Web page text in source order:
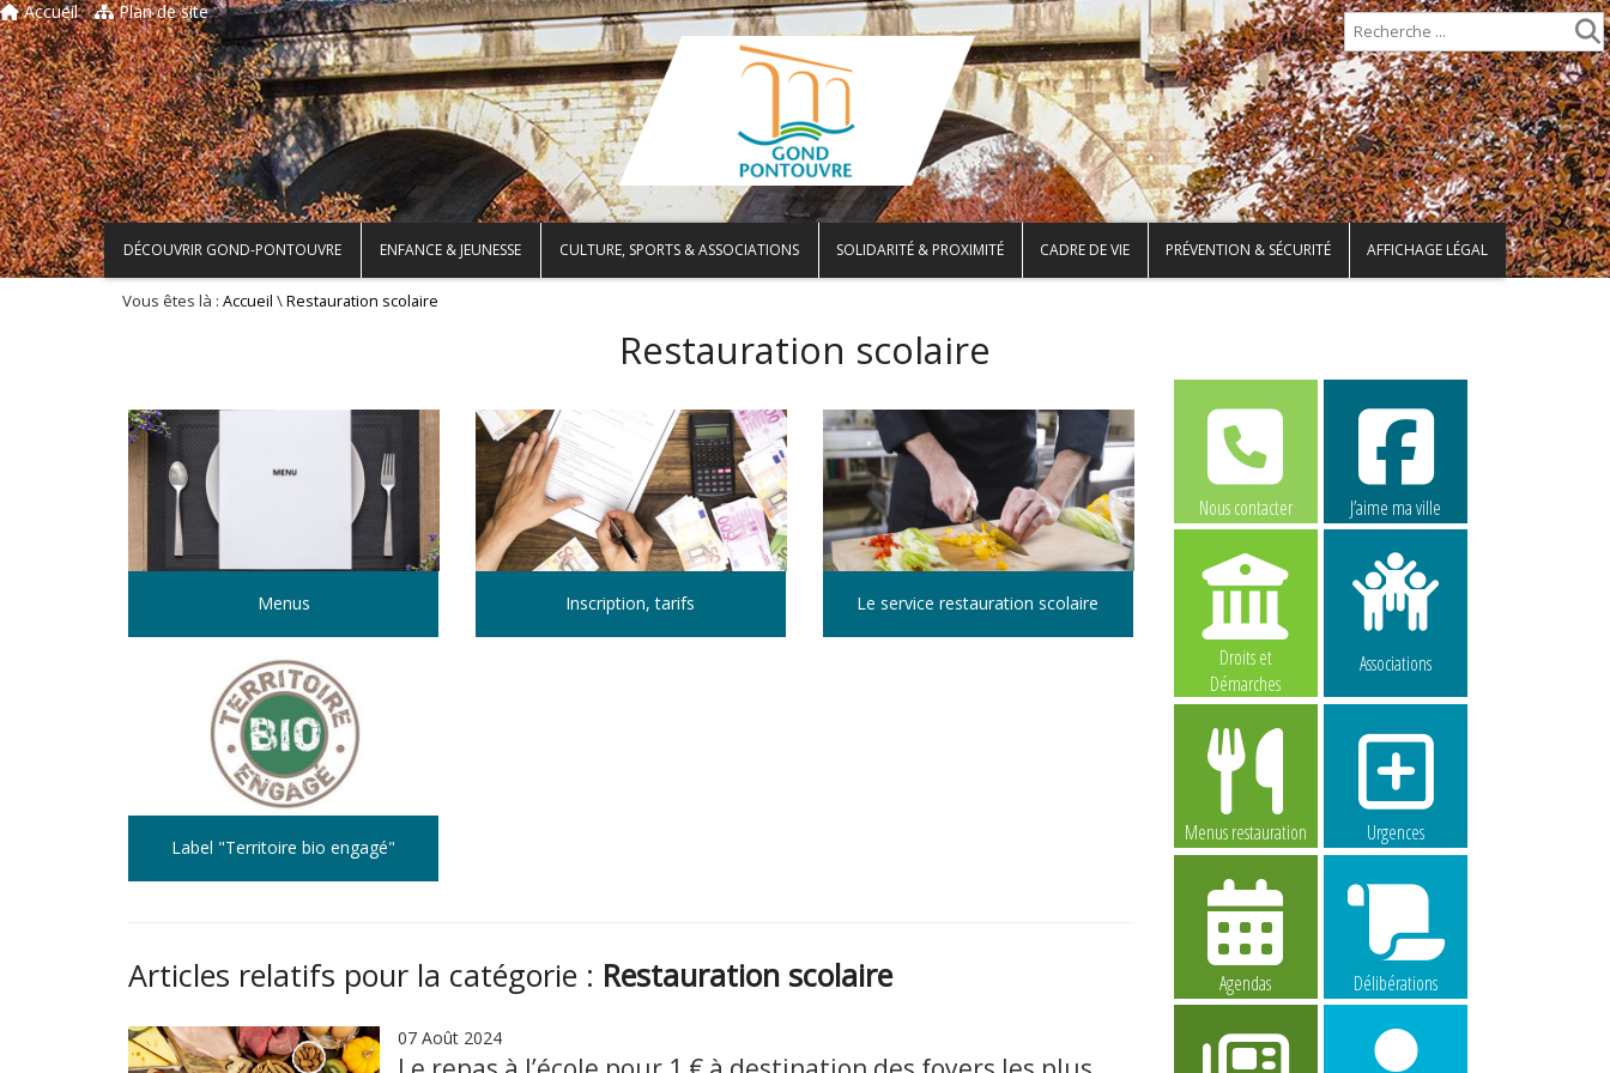
Accueil Plan de site
DÉCOUVRIR GOND-PONTOUVRE ENFANCE & JEUNESSE CULTURE, SPORTS & ASSOCIATIONS SOLIDARITÉ & PROXIMITÉ CADRE DE VIE PRÉVENTION & SÉCURITÉ AFFICHAGE LÉGAL
Vous êtes là : Accueil \Restauration scolaire
Restauration scolaire
Menus Inscription, tarifs Le service restauration scolaire
Label "Territoire bio engagé"
Articles relatifs pour la catégorie : Restauration scolaire
07 Août 2024
Nous contacter J’aime ma ville
Droits et
Démarches
Associations
Menus restauration Urgences
Agendas Délibérations